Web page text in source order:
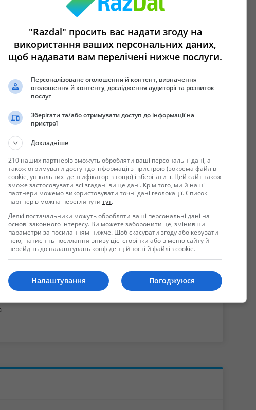
оборудования, которое поддерживает принтеры
"Razdal" просить вас надати згоду на
використання ваших персональних даних,
щоб надавати вам перелічені нижче послуги.
Персоналізоване оголошення й контент, визначення
оголошення й контенту, дослідження аудиторії та розвиток
послуг
Зберігати та/або отримувати доступ до інформації на
пристрої
Докладніше
210 наших партнерів зможуть обробляти ваші персональні дані, а
також отримувати доступ до інформації з пристрою (зокрема файлів
cookie, унікальних ідентифікаторів тощо) і зберігати її. Цей сайт також
зможе застосовувати всі згадані вище дані. Крім того, ми й наші
партнери можемо використовувати точні дані геолокації. Список
партнерів можна переглянути тут.
Деякі постачальники можуть обробляти ваші персональні дані на
основі законного інтересу. Ви можете заборонити це, змінивши
параметри за посиланням нижче. Щоб скасувати згоду або керувати
нею, натисніть посилання внизу цієї сторінки або в меню сайту й
перейдіть до налаштувань конфіденційності й файлів cookie.
Погоджуюся
Налаштування